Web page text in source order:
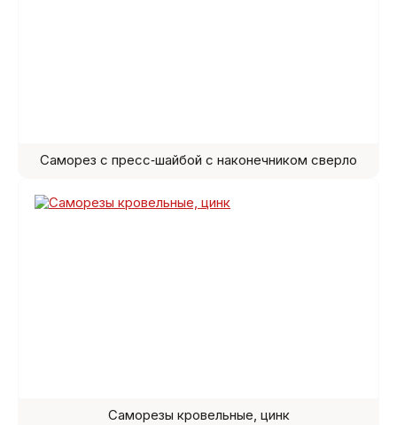
Саморез с пресс‑шайбой с наконечником сверло
Саморезы кровельные, цинк